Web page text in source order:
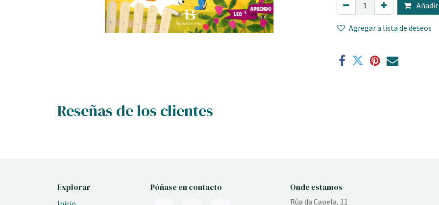
Agregar a lista de deseos
Reseñas de los clientes
Explorar Póñase en contacto Onde estamos
Rúa da Capela, 11